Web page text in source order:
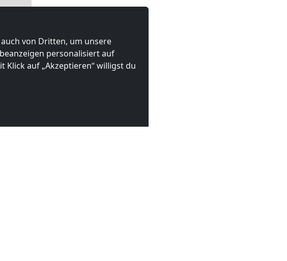
von Dritten, um unsere
personalisiert auf
Klick auf „Akzeptieren“ willigst du